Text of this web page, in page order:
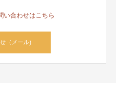
い合わせはこちら
（メール)